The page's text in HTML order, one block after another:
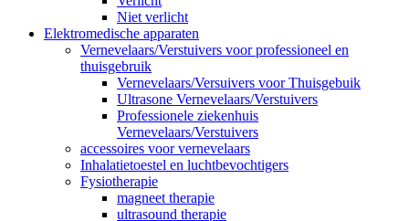
Niet verlicht
Elektromedische apparaten
Vernevelaars/Verstuivers voor professioneel en
thuisgebruik
Vernevelaars/Versuivers voor Thuisgebuik
Ultrasone Vernevelaars/Verstuivers
Professionele ziekenhuis
Vernevelaars/Verstuivers
accessoires voor vernevelaars
Inhalatietoestel en luchtbevochtigers
Fysiotherapie
magneet therapie
ultrasound therapie